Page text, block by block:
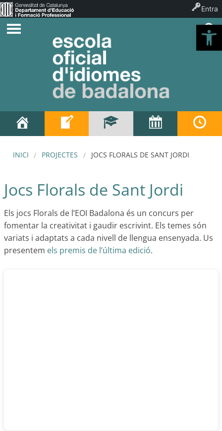
INICI PROJECTES JOCS FLORALS DE SANT JORDI
Jocs Florals de Sant Jordi
Els jocs Florals de l’EOI Badalona és un concurs per
fomentar la creativitat i gaudir escrivint. Els temes són
variats i adaptats a cada nivell de llengua ensenyada. Us
presentem els premis de l’última edició.
Entra